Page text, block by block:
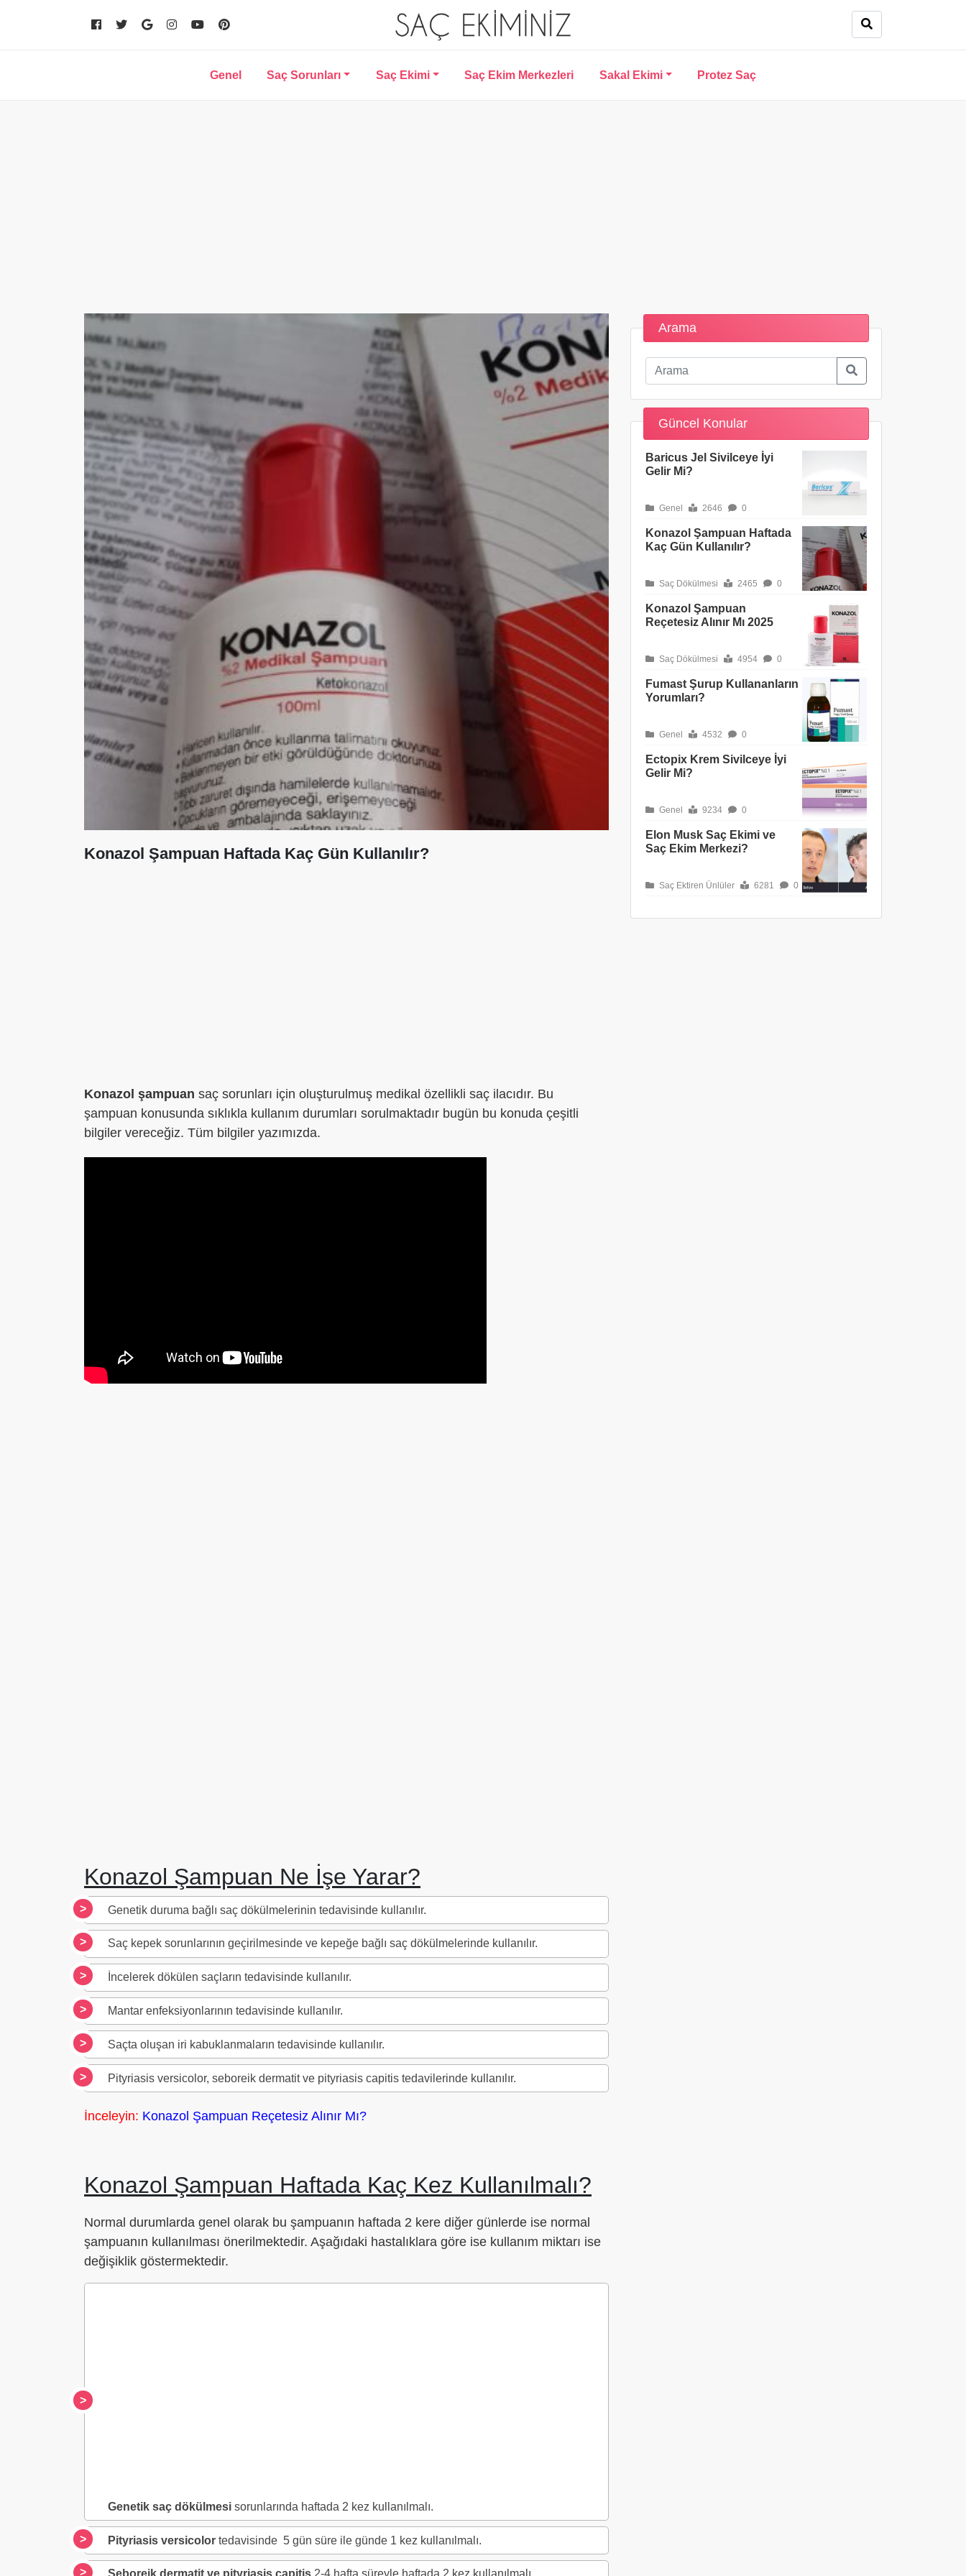
Genel Saç Sorunları Saç Ekimi Saç Ekim Merkezleri Sakal Ekimi Protez Saç
Konazol Şampuan Haftada Kaç Gün Kullanılır?
Konazol şampuan saç sorunları için oluşturulmuş medikal özellikli saç ilacıdır. Bu
şampuan konusunda sıklıkla kullanım durumları sorulmaktadır bugün bu konuda çeşitli
bilgiler vereceğiz. Tüm bilgiler yazımızda.
Konazol Şampuan Ne İşe Yarar?
Genetik duruma bağlı saç dökülmelerinin tedavisinde kullanılır.
Saç kepek sorunlarının geçirilmesinde ve kepeğe bağlı saç dökülmelerinde kullanılır.
İncelerek dökülen saçların tedavisinde kullanılır.
Mantar enfeksiyonlarının tedavisinde kullanılır.
Saçta oluşan iri kabuklanmaların tedavisinde kullanılır.
Pityriasis versicolor, seboreik dermatit ve pityriasis capitis tedavilerinde kullanılır.
İnceleyin: Konazol Şampuan Reçetesiz Alınır Mı?
Konazol Şampuan Haftada Kaç Kez Kullanılmalı?
Normal durumlarda genel olarak bu şampuanın haftada 2 kere diğer günlerde ise normal
şampuanın kullanılması önerilmektedir. Aşağıdaki hastalıklara göre ise kullanım miktarı ise
değişiklik göstermektedir.
Genetik saç dökülmesi sorunlarında haftada 2 kez kullanılmalı.
Pityriasis versicolor tedavisinde 5 gün süre ile günde 1 kez kullanılmalı.
Arama
Güncel Konular
Baricus Jel Sivilceye İyi
Gelir Mi?
Genel 2646 0
Konazol Şampuan Haftada
Kaç Gün Kullanılır?
Saç Dökülmesi 2465 0
Konazol Şampuan
Reçetesiz Alınır Mı 2025
Saç Dökülmesi 4954 0
Fumast Şurup Kullananların
Yorumları?
Genel 4532 0
Ectopix Krem Sivilceye İyi
Gelir Mi?
Genel 9234 0
Elon Musk Saç Ekimi ve
Saç Ekim Merkezi?
Saç Ektiren Ünlüler 6281 0